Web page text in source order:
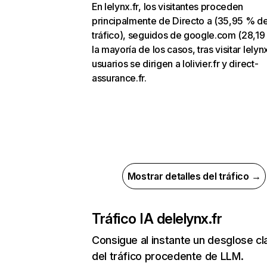
En lelynx.fr, los visitantes proceden
principalmente de Directo a (35,95 %
tráfico), seguidos de google.com (28,19
la mayoría de los casos, tras visitar
usuarios se dirigen a lolivier.fr y direct-
assurance.fr.
Mostrar detalles del tráfico →
Tráfico IA delelynx.fr
Consigue al instante un desglose
del tráfico procedente de LLM.